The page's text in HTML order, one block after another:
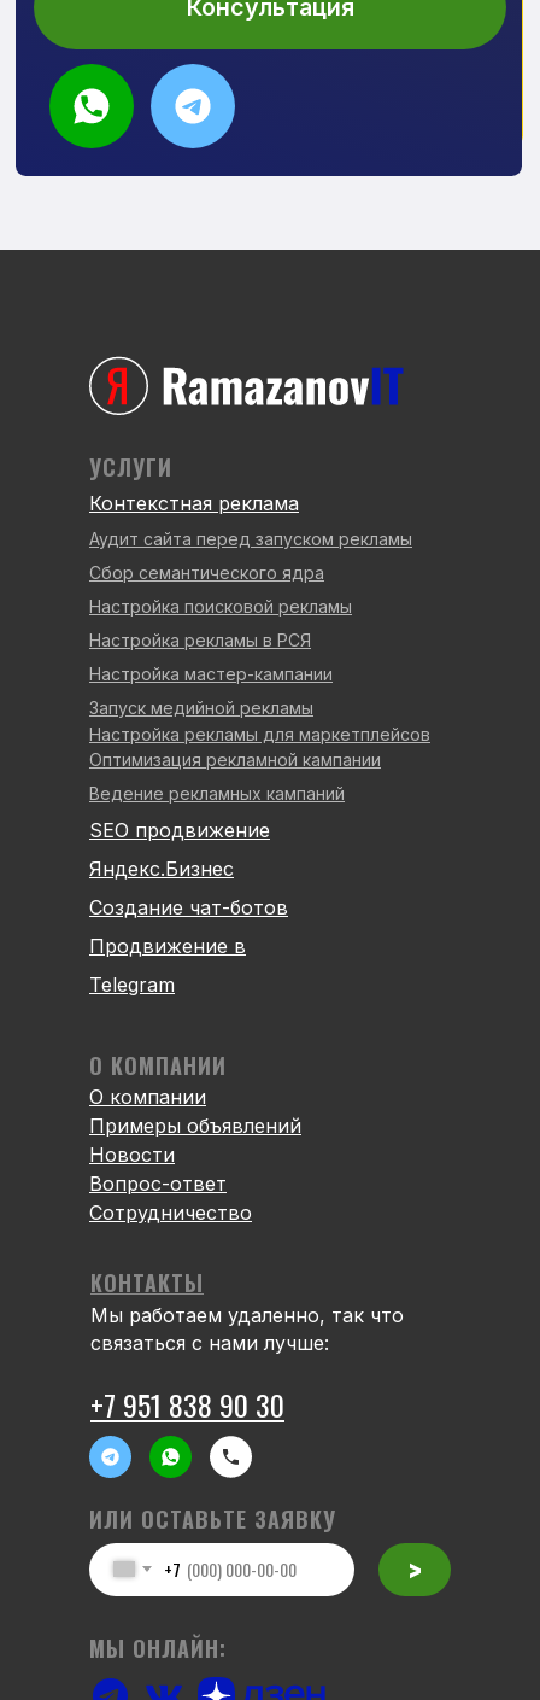
УСЛУГИ
Контекстная реклама
Аудит сайта перед запуском рекламы
Сбор семантического ядра
Настройка поисковой рекламы
Настройка рекламы в РСЯ
Настройка мастер-кампании
Запуск медийной рекламы
Настройка рекламы для маркетплейсов
Оптимизация рекламной кампании
Ведение рекламных кампаний
SEO продвижение
Яндекс.Бизнес
Создание чат-ботов
Продвижение в
Telegram
О КОМПАНИИ
О компании
Примеры объявлений
Новости
Вопрос-ответ
Сотрудничество
+7 >
ИЛИ ОСТАВЬТЕ ЗАЯВКУ
МЫ ОНЛАЙН:
КОНТАКТЫ
Мы работаем удаленно, так что
связаться с нами лучше:
+7 951 838 90 30